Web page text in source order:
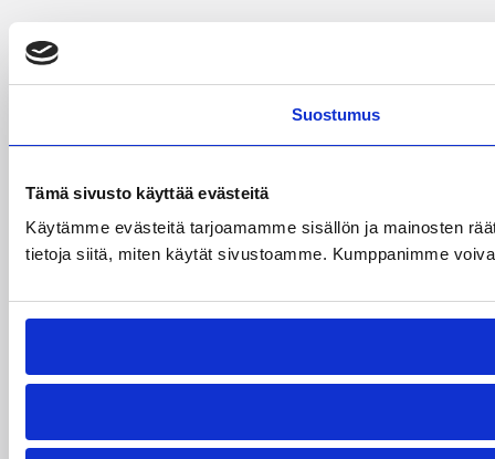
Suostumus
Tämä sivusto käyttää evästeitä
Käytämme evästeitä tarjoamamme sisällön ja mainosten
tietoja siitä, miten käytät sivustoamme. Kumppanimme